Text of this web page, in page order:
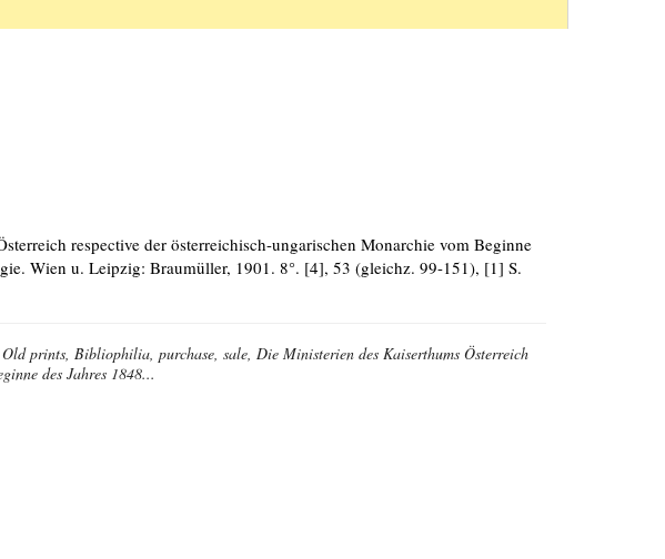
respective der österreichisch-ungarischen Monarchie vom Beginne
Wien u. Leipzig: Braumüller, 1901. 8°. [4], 53 (gleichz. 99-151), [1] S.
prints, Bibliophilia, purchase, sale, Die Ministerien des Kaiserthums Österreich
des Jahres 1848...